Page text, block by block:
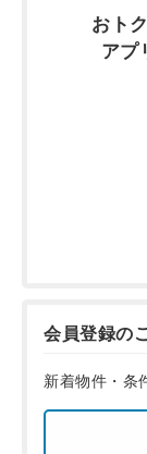
おト
アプ
会員登録の
新着物件・条